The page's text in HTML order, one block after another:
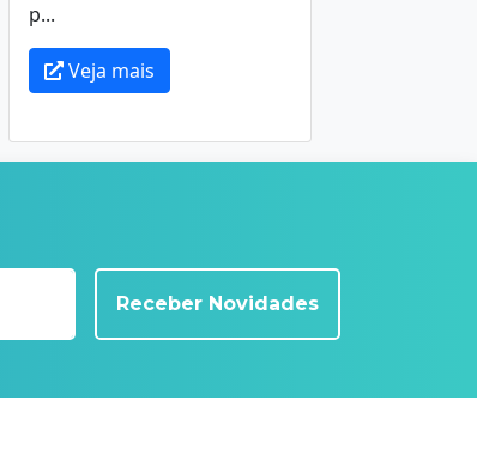
p...
Veja mais
Receber Novidades